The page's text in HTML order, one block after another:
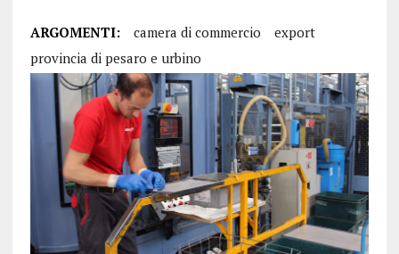
ARGOMENTI: camera di commercio
export
provincia di pesaro e urbino